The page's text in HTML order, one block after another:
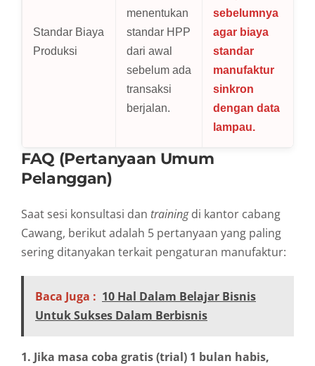
Standar Biaya
Produksi
menentukan
standar HPP
dari awal
sebelum ada
transaksi
berjalan.
sebelumnya
agar biaya
standar
manufaktur
sinkron
dengan data
lampau.
FAQ (Pertanyaan Umum
Pelanggan)
Saat sesi konsultasi dan trainingdi kantor cabang
Cawang, berikut adalah 5 pertanyaan yang paling
sering ditanyakan terkait pengaturan manufaktur:
Baca Juga : 10 Hal Dalam Belajar Bisnis
Untuk Sukses Dalam Berbisnis
1. Jika masa coba gratis (trial) 1 bulan habis,